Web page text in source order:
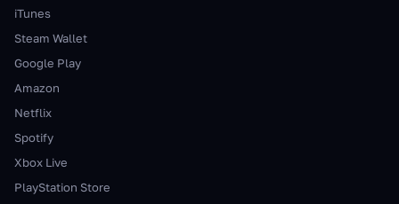
iTunes
Steam Wallet
Google Play
Amazon
Netflix
Spotify
Xbox Live
PlayStation Store